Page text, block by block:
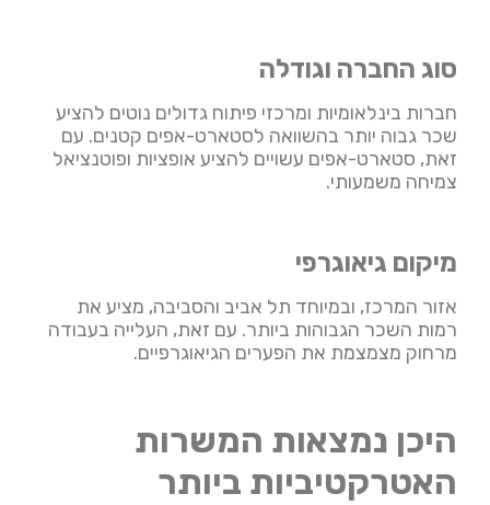
סוג החברה וגודלה
חברות בינלאומיות ומרכזי פיתוח גדולים נוטים להציע
שכר גבוה יותר בהשוואה לסטארט-אפים קטנים. עם
זאת, סטארט-אפים עשויים להציע אופציות ופוטנציאל
צמיחה משמעותי.
מיקום גיאוגרפי
אזור המרכז, ובמיוחד תל אביב והסביבה, מציע את
רמות השכר הגבוהות ביותר. עם זאת, העלייה בעבודה
מרחוק מצמצמת את הפערים הגיאוגרפיים.
היכן נמצאות המשרות
האטרקטיביות ביותר